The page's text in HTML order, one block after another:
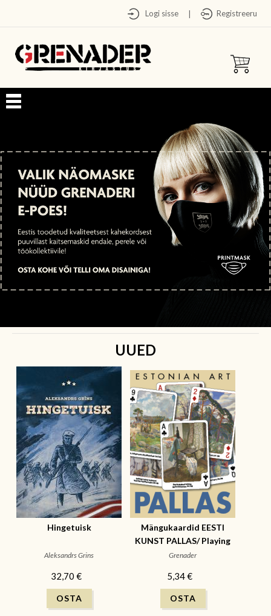
Logi sisse Registreeru
UUED
Hingetuisk
Aleksandrs Grins
32,70 €
Mängukaardid EESTI
KUNST PALLAS/ Playing
cards Estonian art
Grenader
5,34 €